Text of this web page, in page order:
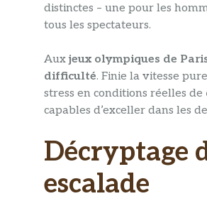
distinctes – une pour les
tous les spectateurs.
Aux jeux olympiques de
difficulté. Finie la vitesse
stress en conditions réelles de
capables d’exceller dans les
Décryptage
escalade